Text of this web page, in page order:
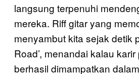
langsung terpenuhi
mereka. Riff gitar yang
menyambut kita sejak detik
Road’, menandai kalau
berhasil dimampatkan